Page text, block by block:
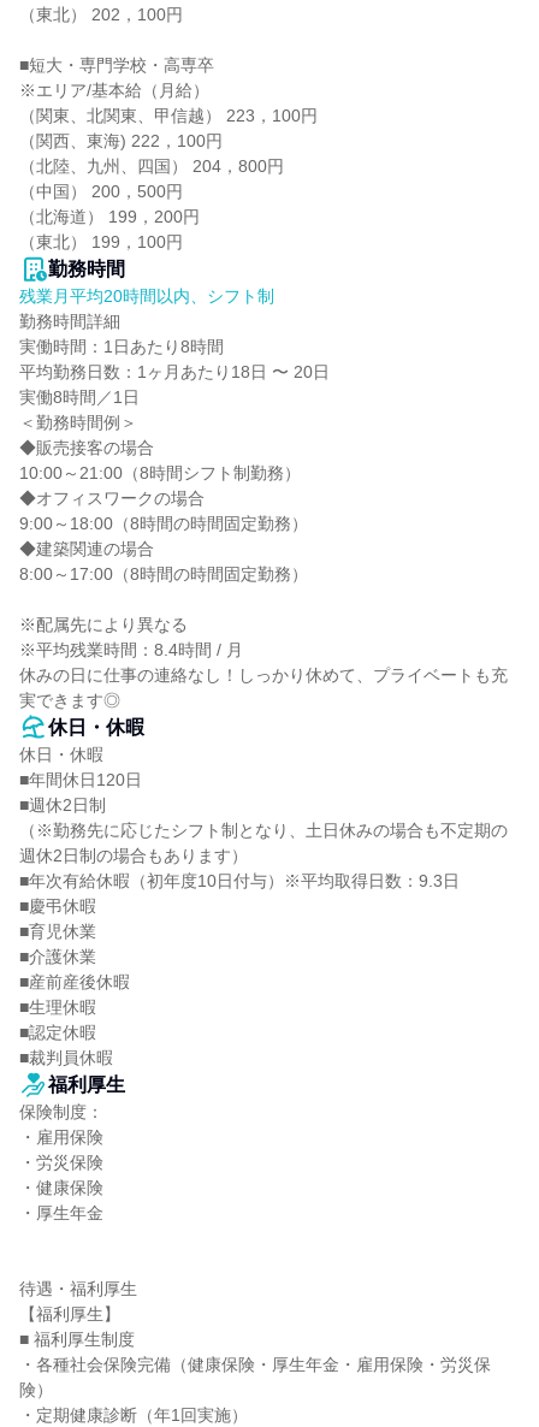
（東北） 202，100円
■短大・専門学校・高専卒
※エリア/基本給（月給）
（関東、北関東、甲信越） 223，100円
（関西、東海) 222，100円
（北陸、九州、四国） 204，800円
（中国） 200，500円
（北海道） 199，200円
（東北） 199，100円
勤務時間
残業月平均20時間以内、シフト制
勤務時間詳細
実働時間：1日あたり8時間
平均勤務日数：1ヶ月あたり18日 〜 20日
実働8時間／1日
＜勤務時間例＞
◆販売接客の場合
10:00～21:00（8時間シフト制勤務）
◆オフィスワークの場合
9:00～18:00（8時間の時間固定勤務）
◆建築関連の場合
8:00～17:00（8時間の時間固定勤務）
※配属先により異なる
※平均残業時間：8.4時間 / 月
休みの日に仕事の連絡なし！しっかり休めて、プライベートも充
実できます◎
休日・休暇
休日・休暇
■年間休日120日
■週休2日制
（※勤務先に応じたシフト制となり、土日休みの場合も不定期の
週休2日制の場合もあります）
■年次有給休暇（初年度10日付与）※平均取得日数：9.3日
■慶弔休暇
■育児休業
■介護休業
■産前産後休暇
■生理休暇
■認定休暇
■裁判員休暇
福利厚生
保険制度：
・雇用保険
・労災保険
・健康保険
・厚生年金
待遇・福利厚生
【福利厚生】
■ 福利厚生制度
・各種社会保険完備（健康保険・厚生年金・雇用保険・労災保
険）
・定期健康診断（年1回実施）